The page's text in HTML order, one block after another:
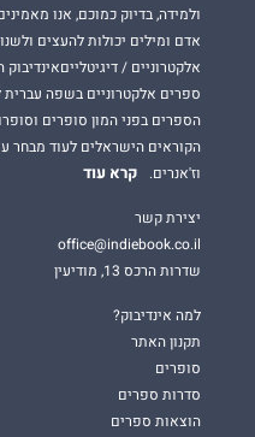
ולמידה, בדיוק כמוכם, אנו
אדם ומילים יכולות להעצים
אלקטרוניים /
ספרים אלקטרוניים בשפה
הספרים בפני המון סופרים
הקוראים הישראלים לעוד מבחר
וז'אנרים.
קרא עוד
יצירת קשר
office@indiebook.co.il
שדרות הרכס 13, מודיעין
למה אינדיבוק?
תקנון האתר
סופרים
סדרות ספרים
הוצאות ספרים